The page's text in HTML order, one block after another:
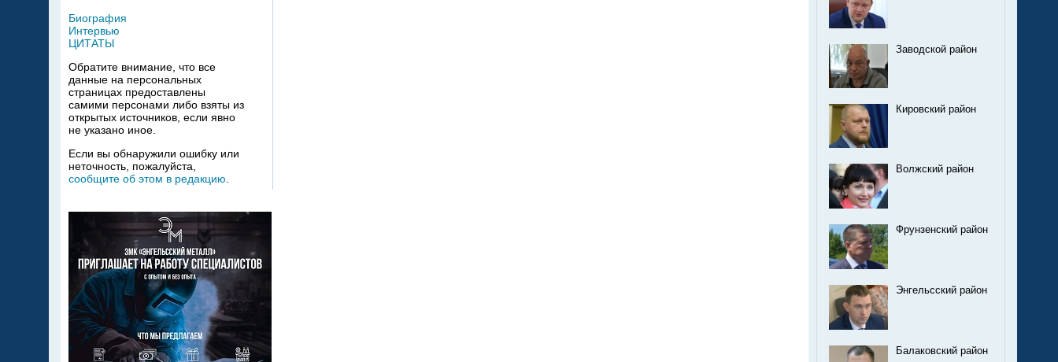
Биография
Интервью
ЦИТАТЫ
Обратите внимание, что все
данные на персональных
страницах предоставлены
самими персонами либо взяты из
открытых источников, если явно
не указано иное.
Если вы обнаружили ошибку или
неточность, пожалуйста,
сообщите об этом в редакцию.
Заводской район
Кировский район
Волжский район
Фрунзенский район
Энгельсский район
Балаковский район